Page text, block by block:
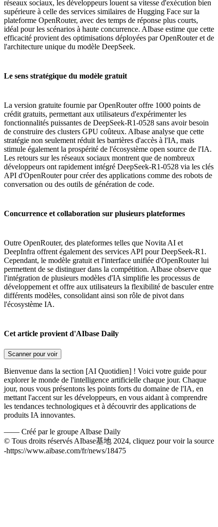
réseaux sociaux, les développeurs louent sa vitesse d'exécution bien
supérieure à celle des services similaires de Hugging Face sur la
plateforme OpenRouter, avec des temps de réponse plus courts,
idéal pour les scénarios à haute concurrence. AIbase estime que cette
efficacité provient des optimisations déployées par OpenRouter et de
l'architecture unique du modèle DeepSeek.
Le sens stratégique du modèle gratuit
La version gratuite fournie par OpenRouter offre 1000 points de
crédit gratuits, permettant aux utilisateurs d'expérimenter les
fonctionnalités puissantes de DeepSeek-R1-0528 sans avoir besoin
de construire des clusters GPU coûteux. AIbase analyse que cette
stratégie non seulement réduit les barrières d'accès à l'IA, mais
stimule également la prospérité de l'écosystème open source de l'IA.
Les retours sur les réseaux sociaux montrent que de nombreux
développeurs ont rapidement intégré DeepSeek-R1-0528 via les clés
API d'OpenRouter pour créer des applications comme des robots de
conversation ou des outils de génération de code.
Concurrence et collaboration sur plusieurs plateformes
Outre OpenRouter, des plateformes telles que Novita AI et
DeepInfra offrent également des services API pour DeepSeek-R1.
Cependant, le modèle gratuit et l'interface unifiée d'OpenRouter lui
permettent de se distinguer dans la compétition. AIbase observe que
l'intégration de plusieurs modèles d'IA simplifie les processus de
développement et offre aux utilisateurs la flexibilité de basculer entre
différents modèles, consolidant ainsi son rôle de pivot dans
l'écosystème IA.
Cet article provient d'AIbase Daily
Scanner pour voir
Bienvenue dans la section [AI Quotidien] ! Voici votre guide pour
explorer le monde de l'intelligence artificielle chaque jour. Chaque
jour, nous vous présentons les points forts du domaine de l'IA, en
mettant l'accent sur les développeurs, en vous aidant à comprendre
les tendances technologiques et à découvrir des applications de
produits IA innovantes.
—— Créé par le groupe AIbase Daily
© Tous droits réservés AIbase基地 2024, cliquez pour voir la source
-https://www.aibase.com/fr/news/18475